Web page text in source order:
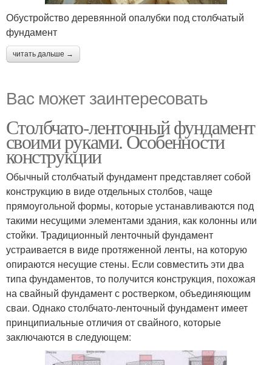
Обустройство деревянной опалубки под столбчатый
фундамент
читать дальше →
Вас может заинтересовать
Столбчато-ленточный фундамент
своими руками. Особенности
конструкции
Обычный столбчатый фундамент представляет собой
конструкцию в виде отдельных столбов, чаще
прямоугольной формы, которые устанавливаются под
такими несущими элементами здания, как колонны или
стойки. Традиционный ленточный фундамент
устраивается в виде протяженной ленты, на которую
опираются несущие стены. Если совместить эти два
типа фундаментов, то получится конструкция, похожая
на свайный фундамент с ростверком, объединяющим
сваи. Однако столбчато-ленточный фундамент имеет
принципиальные отличия от свайного, которые
заключаются в следующем: